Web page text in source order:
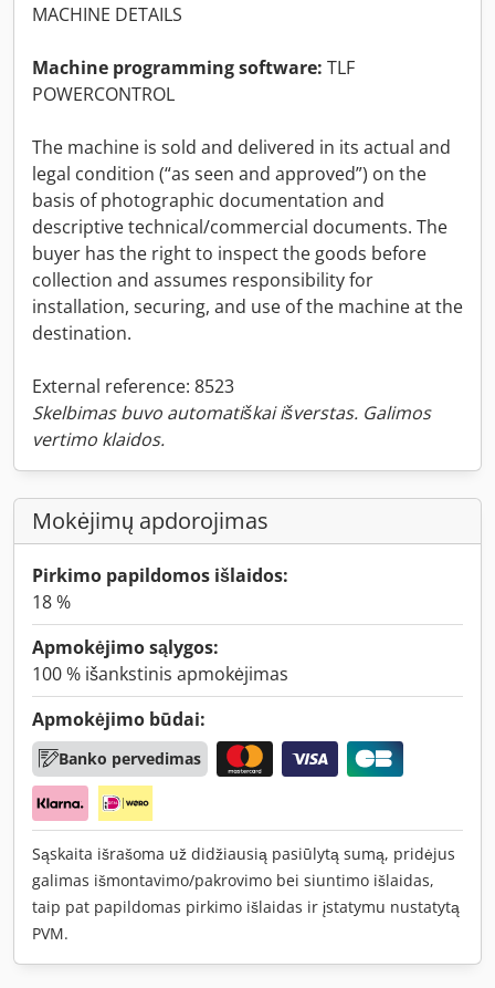
MACHINE DETAILS
Machine programming software: TLF
POWERCONTROL
The machine is sold and delivered in its actual and
legal condition (“as seen and approved”) on the
basis of photographic documentation and
descriptive technical/commercial documents. The
buyer has the right to inspect the goods before
collection and assumes responsibility for
installation, securing, and use of the machine at the
destination.
External reference: 8523
Skelbimas buvo automatiškai išverstas. Galimos
vertimo klaidos.
Mokėjimų apdorojimas
Pirkimo papildomos išlaidos:
18 %
Apmokėjimo sąlygos:
100 % išankstinis apmokėjimas
Apmokėjimo būdai:
Banko pervedimas
Sąskaita išrašoma už didžiausią pasiūlytą sumą, pridėjus
galimas išmontavimo/pakrovimo bei siuntimo išlaidas,
taip pat papildomas pirkimo išlaidas ir įstatymu nustatytą
PVM.